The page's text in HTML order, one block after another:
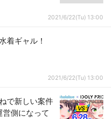
2021/6/22(Tu) 13:00
着ギャル！
2021/6/22(Tu) 13:00
で新しい案件
側になって